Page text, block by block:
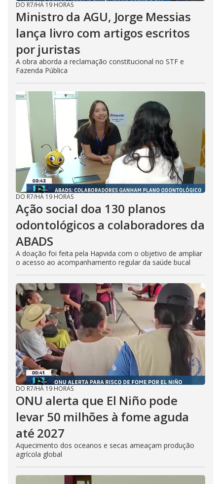
DO R7/HÁ 19 HORAS
Ministro da AGU, Jorge Messias
lança livro com artigos escritos
por juristas
A obra aborda a reclamação constitucional no STF e
Fazenda Pública
DO R7/HÁ 19 HORAS
Ação social doa 130 planos
odontológicos a colaboradores da
ABADS
A doação foi feita pela Hapvida com o objetivo de ampliar
o acesso ao acompanhamento regular da saúde bucal
DO R7/HÁ 19 HORAS
ONU alerta que El Niño pode
levar 50 milhões à fome aguda
até 2027
Aquecimento dos oceanos e secas ameaçam produção
agrícola global